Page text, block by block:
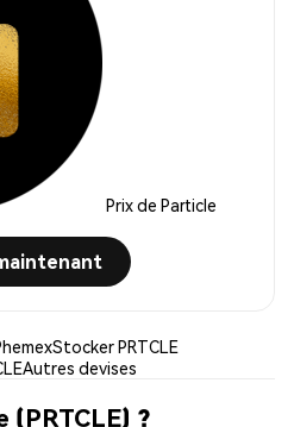
Prix de Particle
Stocker PRTCLE
Autres devises
(PRTCLE) ?